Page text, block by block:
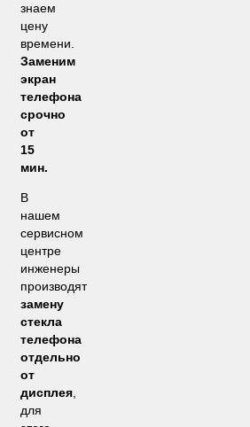
знаем
цену
времени.
Заменим
экран
телефона
срочно
от
15
мин.
В
нашем
сервисном
центре
инженеры
производят
замену
стекла
телефона
отдельно
от
дисплея,
для